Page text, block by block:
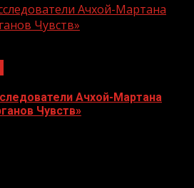
Ачхой-Мартана
Чувств»
Ачхой-Мартана
Чувств»